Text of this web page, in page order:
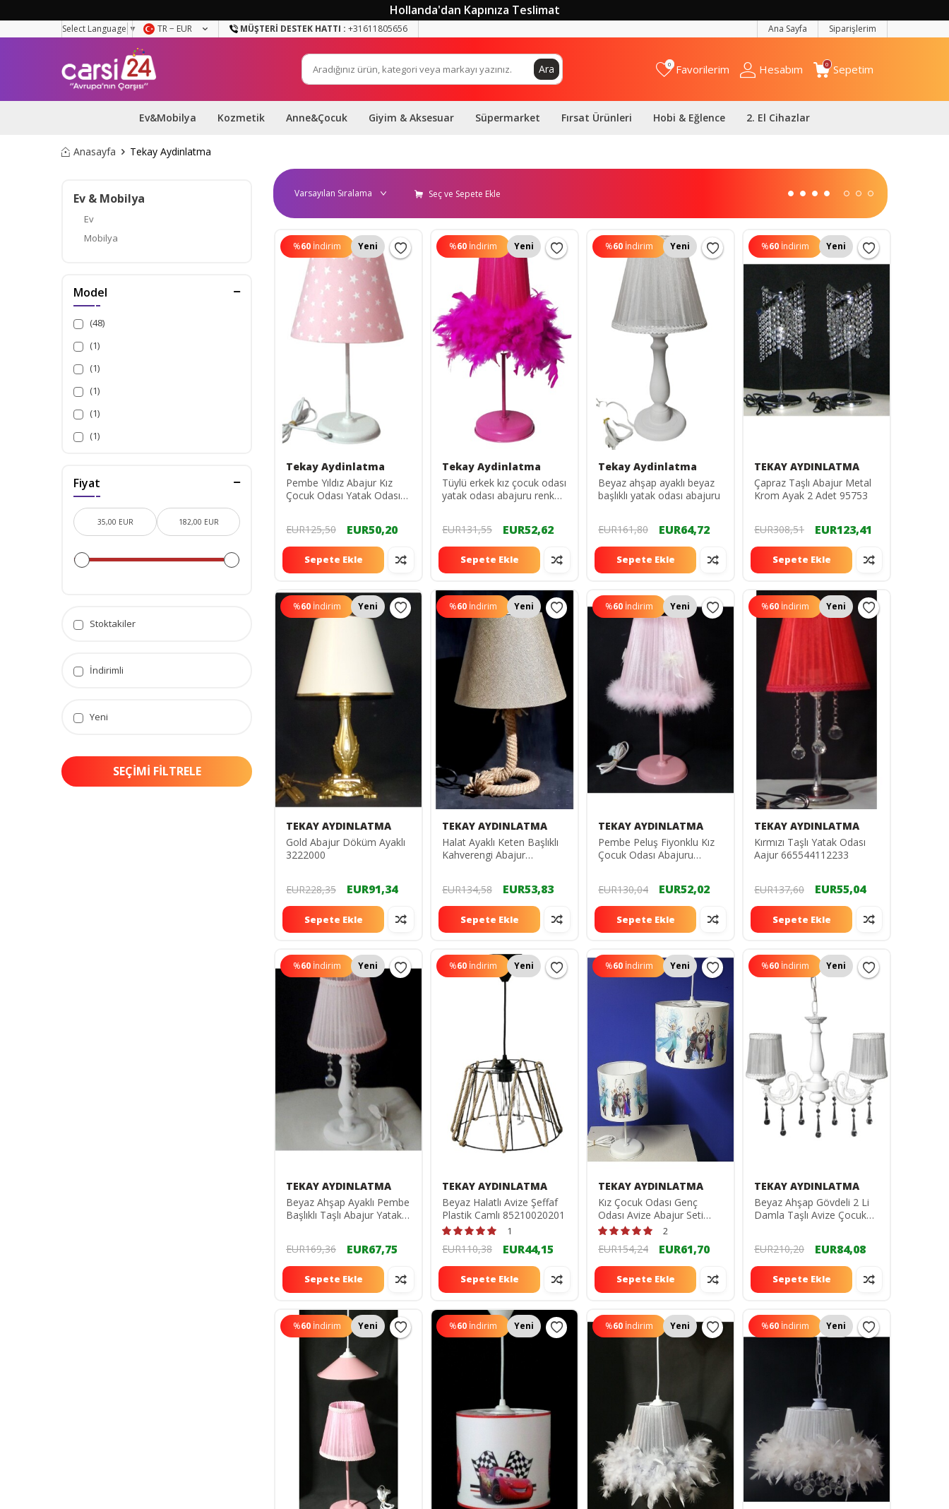
Hollanda'dan Kapınıza Teslimat
Select Language ▼ TR − EUR MÜŞTERI DESTEK HATTI : +31611805656 Ana Sayfa Siparişlerim
Ara 0 Favorilerim Hesabım 0 Sepetim
Ev&Mobilya Kozmetik Anne&Çocuk Giyim & Aksesuar Süpermarket Fırsat Ürünleri Hobi & Eğlence 2. El Cihazlar
Anasayfa Tekay Aydinlatma
Ev & Mobilya
Ev
Mobilya
Model
(48)
(1)
(1)
(1)
(1)
(1)
Fiyat
Stoktakiler
İndirimli
Yeni
SEÇIMI FILTRELE
Seç ve Sepete Ekle
%60 İndirim Yeni
Tekay Aydinlatma
Pembe Yıldız Abajur Kız
Çocuk Odası Yatak Odası
EUR125,50
EUR50,20
Sepete Ekle
%60 İndirim Yeni
Tekay Aydinlatma
Tüylü erkek kız çocuk odası
yatak odası abajuru renk
EUR131,55
EUR52,62
Sepete Ekle
%60 İndirim Yeni
Tekay Aydinlatma
Beyaz ahşap ayaklı beyaz
başlıklı yatak odası abajuru
EUR161,80 EUR64,72
Sepete Ekle
%60 İndirim Yeni
TEKAY AYDINLATMA
Çapraz Taşlı Abajur Metal
Krom Ayak 2 Adet 95753
EUR308,51 EUR123,41
Sepete Ekle
%60 İndirim Yeni
TEKAY AYDINLATMA
Gold Abajur Döküm Ayaklı
3222000
EUR228,35 EUR91,34
Sepete Ekle
%60 İndirim Yeni
TEKAY AYDINLATMA
Halat Ayaklı Keten Başlıklı
Kahverengi Abajur
EUR134,58
EUR53,83
Sepete Ekle
%60 İndirim Yeni
TEKAY AYDINLATMA
Pembe Peluş Fiyonklu Kız
Çocuk Odası Abajuru
EUR130,04
EUR52,02
Sepete Ekle
%60 İndirim Yeni
TEKAY AYDINLATMA
Kırmızı Taşlı Yatak Odası
Aajur 665544112233
EUR137,60 EUR55,04
Sepete Ekle
%60 İndirim Yeni
TEKAY AYDINLATMA
Beyaz Ahşap Ayaklı Pembe
Başlıklı Taşlı Abajur Yatak
EUR169,36 EUR67,75
Sepete Ekle
%60 İndirim Yeni
TEKAY AYDINLATMA
Beyaz Halatlı Avize Şeffaf
Plastik Camlı 85210020201
1
EUR110,38 EUR44,15
Sepete Ekle
%60 İndirim Yeni
TEKAY AYDINLATMA
Kız Çocuk Odası Genç
Odası Avize Abajur Seti
Beyaz Metal Ayaklı Pvc
2
EUR154,24 EUR61,70
Sepete Ekle
%60 İndirim Yeni
TEKAY AYDINLATMA
Beyaz Ahşap Gövdeli 2 Li
Damla Taşlı Avize Çocuk
75269865410
EUR210,20 EUR84,08
Sepete Ekle
%60 İndirim Yeni %60 İndirim Yeni %60 İndirim Yeni %60 İndirim Yeni